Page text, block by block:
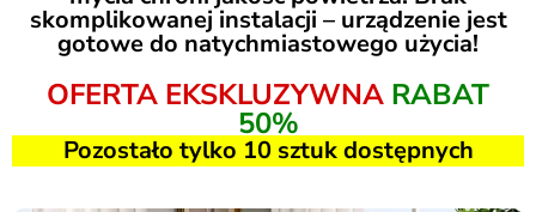
skomplikowanej instalacji – urządzenie jest
gotowe do natychmiastowego użycia!
OFERTA EKSKLUZYWNA RABAT
50%
Pozostało tylko 10 sztuk dostępnych